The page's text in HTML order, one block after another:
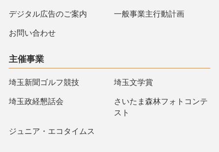
デジタル広告のご案内 一般事業主行動計画
お問い合わせ
主催事業
埼玉新聞ゴルフ競技 埼玉文学賞
埼玉政経懇話会
さいたま森林フォトコンテ
スト
ジュニア・エコタイムス